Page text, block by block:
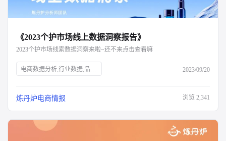
《2023个护市场线上数据洞察报告》
2023个护市场线索数据洞察来啦~还不来点击查看嘛
电商数据分析,行业数据,品牌数据,店铺数据,商品数据,炼丹炉,个护市场,口腔护理,身体护理,消费者需求,新锐国货,电商平台,抖音,小红书,气味经济,新媒体营销,全渠道布局,消费洞察,产品升级,细分市场 2023/09/20
炼丹炉电商情报 浏览 2,341